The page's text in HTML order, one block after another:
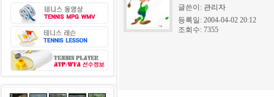
글쓴이: 관리자
등록일: 2004-04-02 20:12
조회수: 7355